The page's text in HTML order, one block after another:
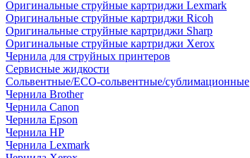
Оригинальные струйные картриджи Lexmark
Оригинальные струйные картриджи Ricoh
Оригинальные струйные картриджи Sharp
Оригинальные струйные картриджи Xerox
Чернила для струйных принтеров
Сервисные жидкости
Сольвентные/ECO-сольвентные/сублимационные
Чернила Brother
Чернила Canon
Чернила Epson
Чернила HP
Чернила Lexmark